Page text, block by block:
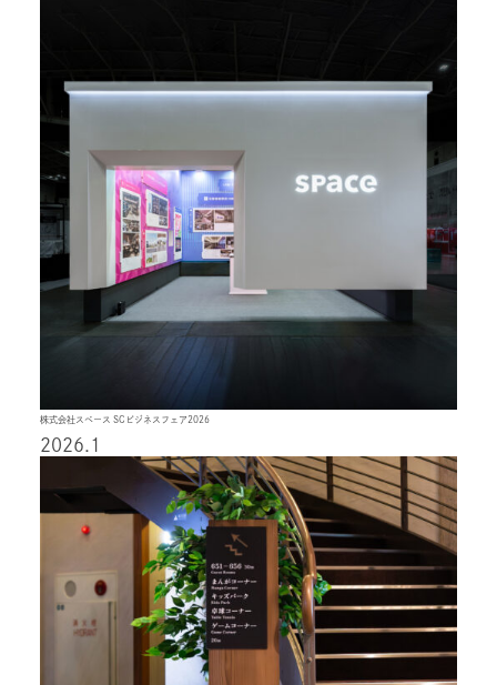
株式会社スペース SCビジネスフェア2026
2026.1